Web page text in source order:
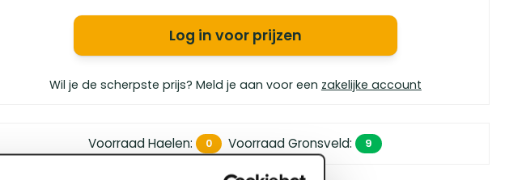
Log in voor prijzen
Wil je de scherpste prijs? Meld je aan voor een zakelijke account
Voorraad Haelen: 0 Voorraad Gronsveld: 9